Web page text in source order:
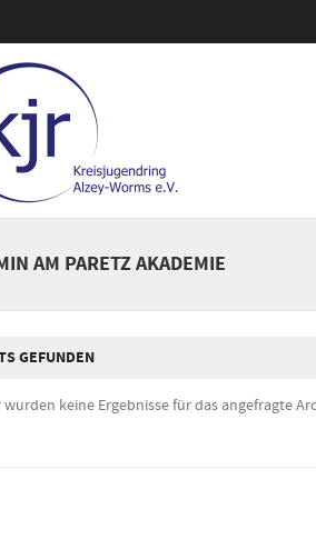
AM PARETZ AKADEMIE
GEFUNDEN
wurden keine Ergebnisse für das angefragte